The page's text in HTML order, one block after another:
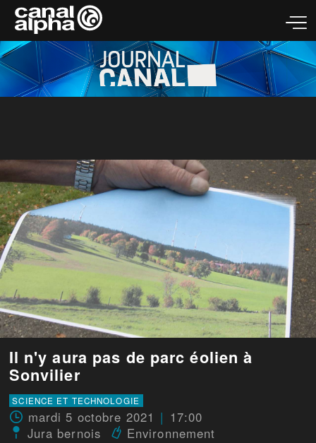
Il n'y aura pas de parc éolien à
Sonvilier
SCIENCE ET TECHNOLOGIE
mardi 5 octobre 2021
17:00
Jura bernois
Environnement